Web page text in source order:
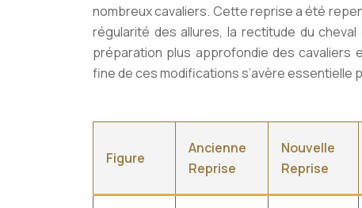
nombreux cavaliers. Cette reprise a été
régularité des allures, la rectitude du
préparation plus approfondie des cavaliers
fine de ces modifications s’avèreessentielle
Figure
Ancienne
Reprise
Nouvelle
Reprise